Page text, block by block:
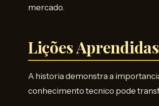
mercado.
Lições Aprendidas
A historia demonstra a
conhecimento tecnico pode